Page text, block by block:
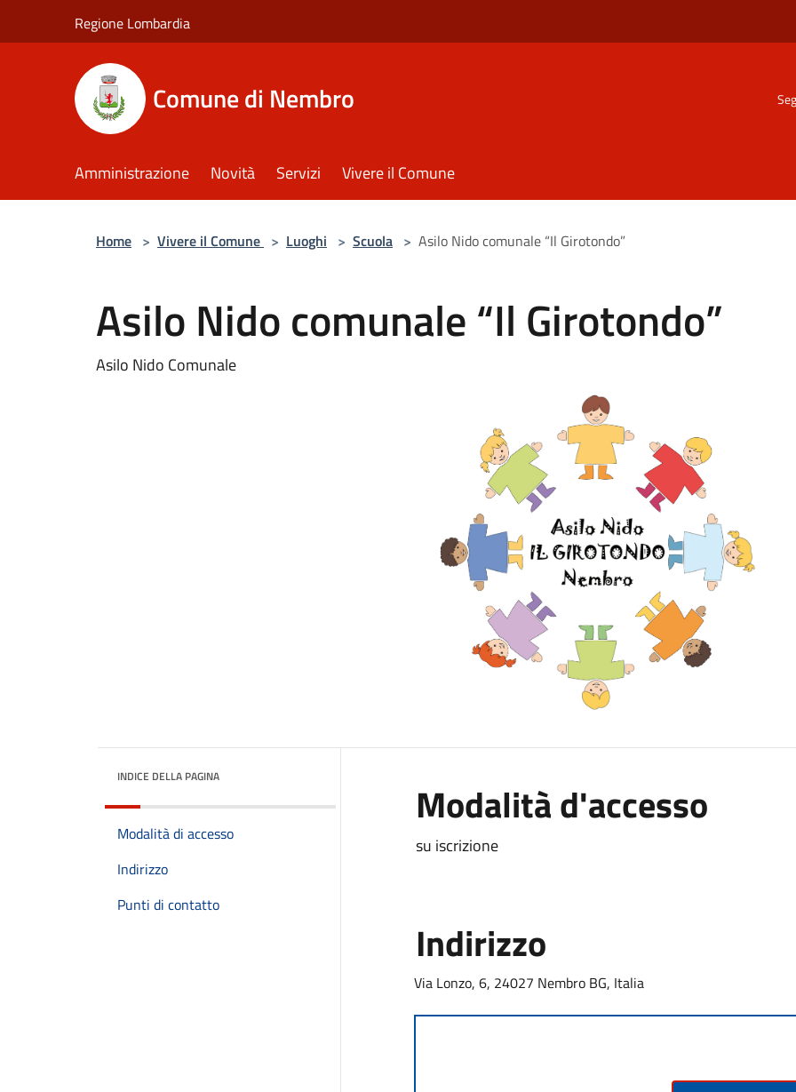
Regione Lombardia
Comune di Nembro
Amministrazione Novità Servizi Vivere il Comune
Home > Vivere il Comune > Luoghi > Scuola > Asilo Nido comunale “Il Girotondo”
Asilo Nido comunale “Il Girotondo”
Asilo Nido Comunale
INDICE DELLA PAGINA
Modalità di accesso
Indirizzo
Punti di contatto
Modalità d'accesso
su iscrizione
Indirizzo
Via Lonzo, 6, 24027 Nembro BG, Italia